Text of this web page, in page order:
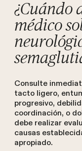
¿Cuándo
médico
Consulte
tacto ligero,
progresivo,
coordinación, o
debe realizar
causas
apropiado.